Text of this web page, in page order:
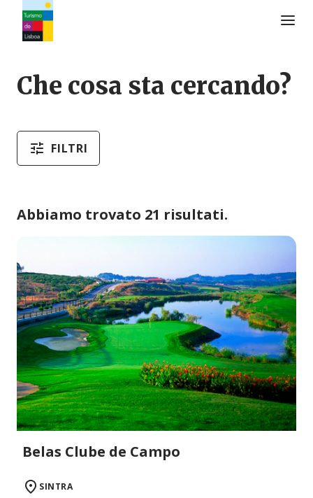
Che cosa sta cercando?
FILTRI
Abbiamo trovato 21 risultati.
Belas Clube de Campo
SINTRA